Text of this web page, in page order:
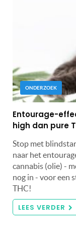
ONDERZOEK
Entourage-
high dan pure
Stop met
naar het
cannabis (olie) -
nog in - voor een
THC!
LEES VERDER